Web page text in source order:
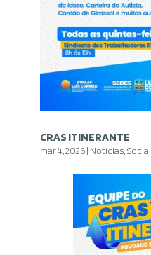
CRAS ITINERANTE
mar 4, 2026| Notícias,Social